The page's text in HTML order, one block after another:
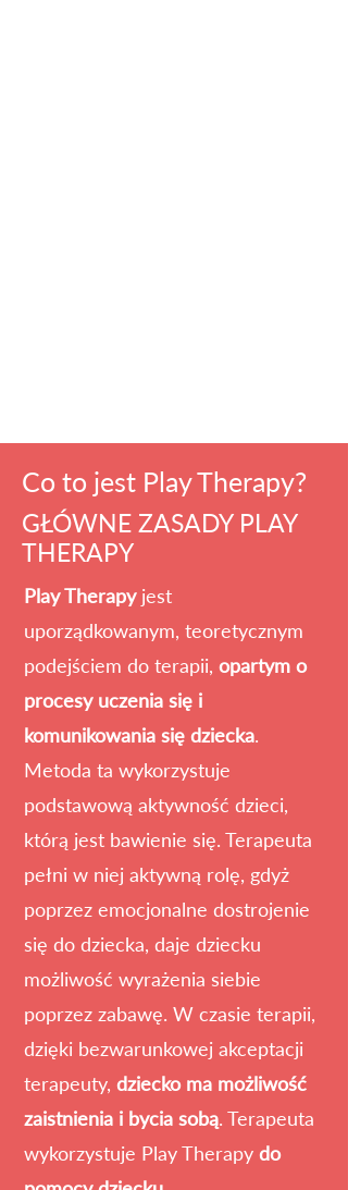
Co to jest Play Therapy?
GŁÓWNE ZASADY PLAY
THERAPY
Play Therapyjest
uporządkowanym, teoretycznym
podejściem do terapii, opartym o
procesy uczenia się i
komunikowania się dziecka.
Metoda ta wykorzystuje
podstawową aktywność dzieci,
którą jest bawienie się. Terapeuta
pełni w niej aktywną rolę, gdyż
poprzez emocjonalne dostrojenie
się do dziecka, daje dziecku
możliwość wyrażenia siebie
poprzez zabawę. W czasie terapii,
dzięki bezwarunkowej akceptacji
terapeuty, dziecko ma możliwość
zaistnienia i bycia sobą. Terapeuta
wykorzystuje Play Therapy do